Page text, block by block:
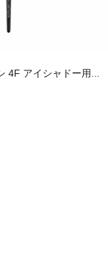
4F アイシャドー用...